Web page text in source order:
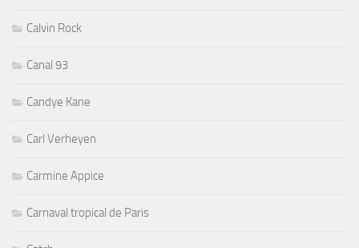
Calvin Rock
Canal 93
Candye Kane
Carl Verheyen
Carmine Appice
Carnaval tropical de Paris